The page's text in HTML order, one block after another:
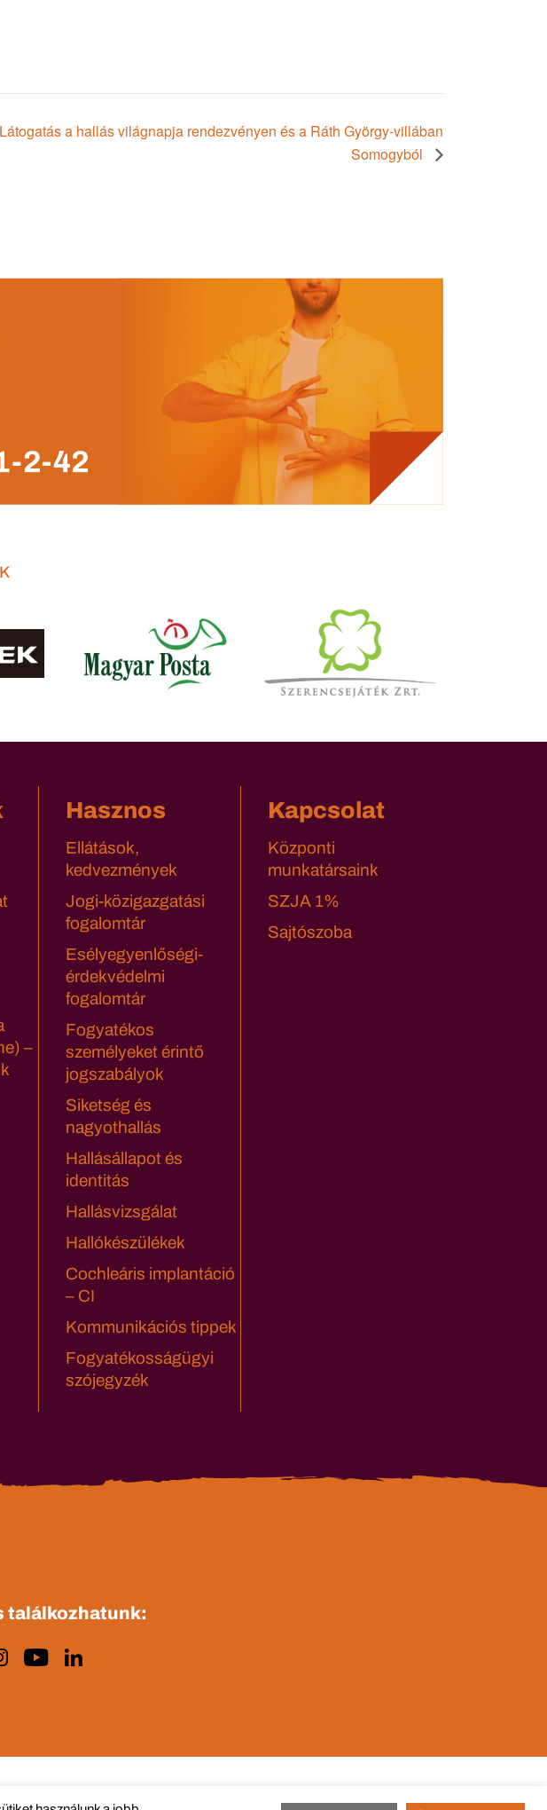
Látogatás a hallás világnapja rendezvényen és a Ráth György-villában
Somogyból
–
Hasznos
Ellátások,
kedvezmények
Jogi-közigazgatási
fogalomtár
Esélyegyenlőségi-
érdekvédelmi
fogalomtár
Fogyatékos
személyeket érintő
jogszabályok
Siketség és
nagyothallás
Hallásállapot és
identitás
Hallásvizsgálat
Hallókészülékek
Cochleáris implantáció
– CI
Kommunikációs tippek
Fogyatékosságügyi
szójegyzék
Kapcsolat
Központi
munkatársaink
SZJA 1%
Sajtószoba
találkozhatunk: